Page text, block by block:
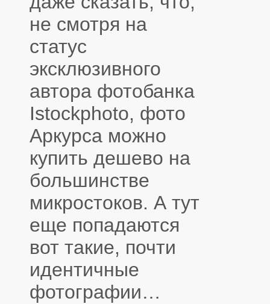
не смотря на
статус
эксклюзивного
автора фотобанка
Istockphoto, фото
Аркурса можно
купить дешево на
большинстве
микростоков. А тут
еще попадаются
вот такие, почти
идентичные
фотографии…